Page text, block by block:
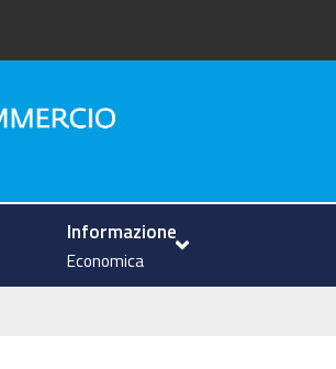
Informazione
Economica